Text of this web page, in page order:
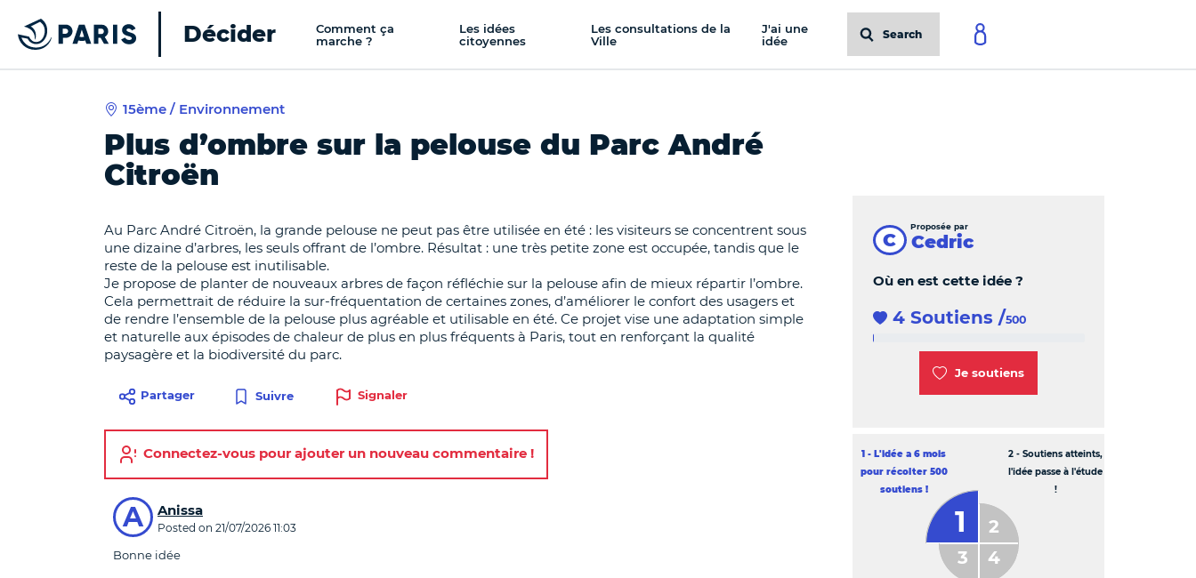
Cookies management panel
Top of the page
Paris
Décider
Comment ça
marche ?
Les idées
citoyennes
Les consultations de la
Ville
J'ai une
idée
Search
15ème / Environnement
Plus d’ombre sur la pelouse du Parc André
Citroën
Au Parc André Citroën, la grande pelouse ne peut pas être utilisée en été : les visiteurs se concentrent sous
une dizaine d’arbres, les seuls offrant de l’ombre. Résultat : une très petite zone est occupée, tandis que le
reste de la pelouse est inutilisable.
Je propose de planter de nouveaux arbres de façon réfléchie sur la pelouse afin de mieux répartir l’ombre.
Cela permettrait de réduire la sur-fréquentation de certaines zones, d’améliorer le confort des usagers et
de rendre l’ensemble de la pelouse plus agréable et utilisable en été. Ce projet vise une adaptation simple
et naturelle aux épisodes de chaleur de plus en plus fréquents à Paris, tout en renforçant la qualité
paysagère et la biodiversité du parc.
Partager Suivre Signaler
Connectez-vous pour ajouter un nouveau commentaire !
Commentaires
A Anissa
Posted on 21/07/2026 11:03
Bonne idée
Où en est cette idée ?
Proposée par
C Cedric
4 Soutiens /500
4 %
Je soutiens
1 - L'idée a 6 mois
pour récolter 500
soutiens !
Etape en cours
2 - Soutiens atteints,
l'idée passe à l'étude
!